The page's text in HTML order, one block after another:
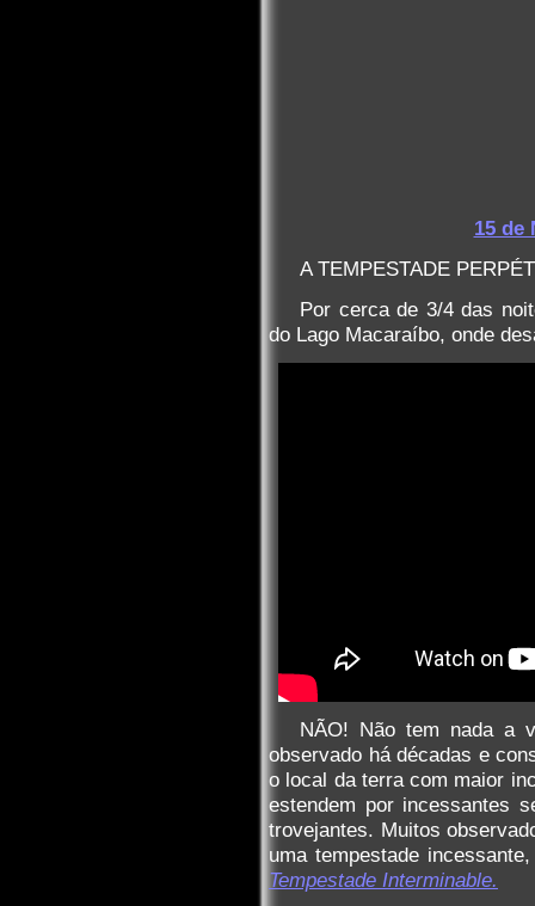
15 de
A TEMPESTADE
Por cerca de 3/4 das
do Lago Macaraíbo, onde
NÃO! Não tem nada a
observado há décadas e
o local da terra com maior
estendem por incessantes
trovejantes. Muitos
uma tempestade
Tempestade Interminable.